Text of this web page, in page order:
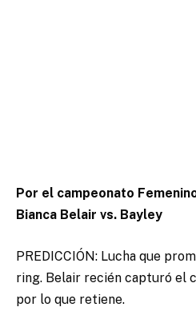
Por el campeonato
Bianca Belair vs. Bayley
PREDICCIÓN: Lucha que
ring. Belair recién capturó el
por lo que retiene.